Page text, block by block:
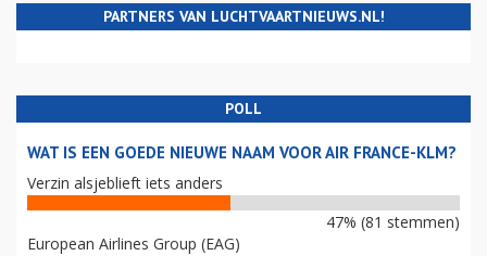
PARTNERS VAN LUCHTVAARTNIEUWS.NL!
POLL
WAT IS EEN GOEDE NIEUWE NAAM VOOR AIR FRANCE-KLM?
Verzin alsjeblieft iets anders
47% (81 stemmen)
European Airlines Group (EAG)